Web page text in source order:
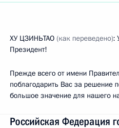
ХУ ЦЗИНЬТАО (как переведено):
Президент!
Прежде всего от имени
поблагодарить Вас за решение
большое значение для нашего
Российская Федерация